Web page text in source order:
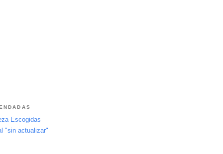
Escogidas
"sin actualizar"